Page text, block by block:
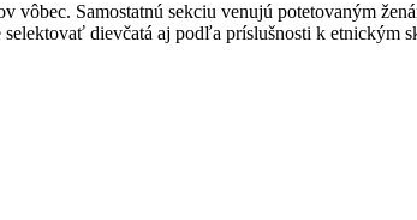
vôbec. Samostatnú sekciu venujú potetovaným
selektovať dievčatá aj podľa príslušnosti k etnickým